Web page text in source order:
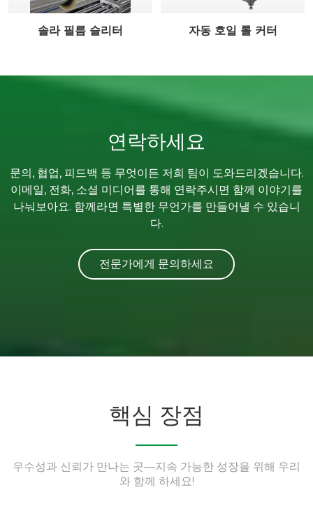
솔라 필름 슬리터 자동 호일 롤 커터
연락하세요
문의, 협업, 피드백 등 무엇이든 저희 팀이 도와드리겠습니다.
이메일, 전화, 소셜 미디어를 통해 연락주시면 함께 이야기를
나눠보아요. 함께라면 특별한 무언가를 만들어낼 수 있습니
다.
전문가에게 문의하세요
핵심 장점
우수성과 신뢰가 만나는 곳—지속 가능한 성장을 위해 우리
와 함께 하세요!